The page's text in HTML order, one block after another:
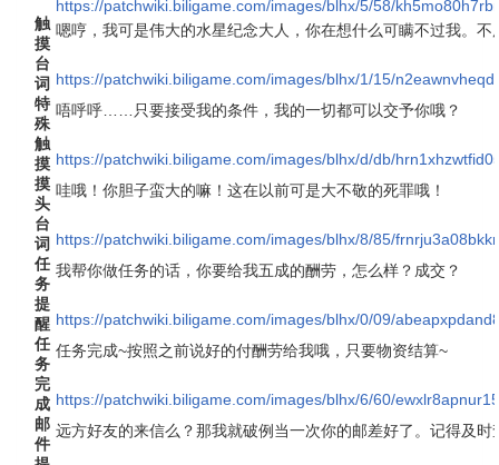
https://patchwiki.biligame.com/images/blhx/5/58/
触
摸
台
词
嗯哼，我可是伟大的水星纪念大人，你在想什么可瞒不过我。
https://patchwiki.biligame.com/images/blhx/1/15/
特
殊
触
摸
唔呼呼……只要接受我的条件，我的一切都可以交予你哦？
https://patchwiki.biligame.com/images/blhx/d/db/
摸
头
台
词
哇哦！你胆子蛮大的嘛！这在以前可是大不敬的死罪哦！
https://patchwiki.biligame.com/images/blhx/8/85/
任
务
提
醒
我帮你做任务的话，你要给我五成的酬劳，怎么样？成交？
https://patchwiki.biligame.com/images/blhx/0/09/
任
务
完
成
任务完成~按照之前说好的付酬劳给我哦，只要物资结算~
https://patchwiki.biligame.com/images/blhx/6/60/
邮
件
远方好友的来信么？那我就破例当一次你的邮差好了。记得及